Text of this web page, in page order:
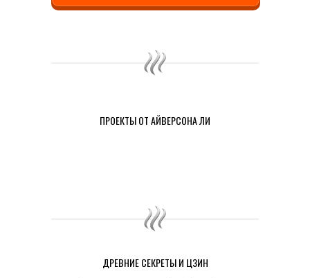
ПРОЕКТЫ ОТ АЙВЕРСОНА ЛИ
ДРЕВНИЕ СЕКРЕТЫ И ЦЗИН